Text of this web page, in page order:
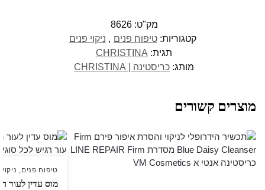
מק"ט:8626
קטגוריות:טיפוח פנים , ניקוי פנים
תגית: CHRISTINA
מותג: כריסטינה | CHRISTINA
מוצרים קשורים
טיפוח פנים